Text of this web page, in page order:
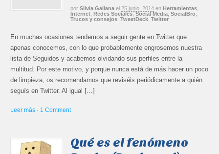
por Silvia Galiana el 25 junio, 2014 en Herramientas
Internet ,Redes Sociales,Social Media ,SocialBro
Trucos y consejos ,TweetDeck ,Twitter
En muchas ocasiones tendemos a seguir gente en Twitter que
apenas conocemos, con lo que probablemente engrosemos nuestra
lista de Seguidos y acabemos olvidando sus perfiles entre la
multitud. Por este motivo, y porque nunca está de más hacer un poco
de limpieza, os recomendamos que reviséis periódicamente a quién
seguís en Twitter. Al igual […]
Leer más · 1 Comment
Qué es el fenómeno